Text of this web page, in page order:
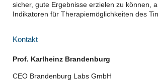
sicher, gute Ergebnisse erzielen zu können,
Indikatoren für Therapiemöglichkeiten des
Kontakt
Prof. Karlheinz Brandenburg
CEO Brandenburg Labs GmbH